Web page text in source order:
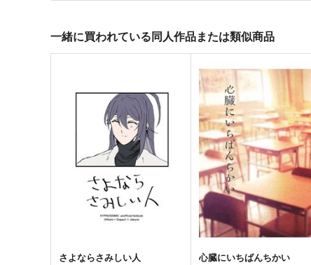
一緒に買われている同人作品または類似商品
さよならさみしい人
心臓にいちばんちかい